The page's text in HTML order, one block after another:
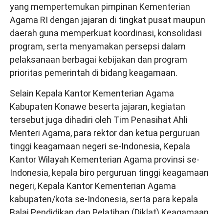
yang mempertemukan pimpinan Kementerian
Agama RI dengan jajaran di tingkat pusat maupun
daerah guna memperkuat koordinasi, konsolidasi
program, serta menyamakan persepsi dalam
pelaksanaan berbagai kebijakan dan program
prioritas pemerintah di bidang keagamaan.
Selain Kepala Kantor Kementerian Agama
Kabupaten Konawe beserta jajaran, kegiatan
tersebut juga dihadiri oleh Tim Penasihat Ahli
Menteri Agama, para rektor dan ketua perguruan
tinggi keagamaan negeri se-Indonesia, Kepala
Kantor Wilayah Kementerian Agama provinsi se-
Indonesia, kepala biro perguruan tinggi keagamaan
negeri, Kepala Kantor Kementerian Agama
kabupaten/kota se-Indonesia, serta para kepala